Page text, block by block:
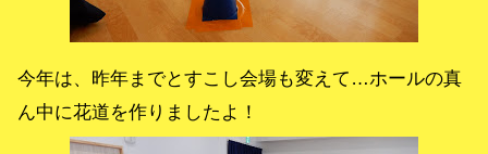
今年は、昨年までとすこし会場も変えて…ホールの真
ん中に花道を作りましたよ！